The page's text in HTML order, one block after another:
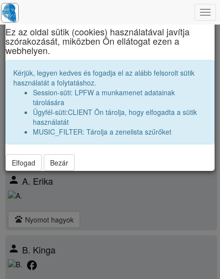
Brassai Sámuel Líceum
Osztálytársak
Névsor bővítése új véndiákkal
Véndiákok száma:29
nagyobbak |2001 12A 2001 12C
párhuzamos|2002 12A|2002 12B|2002 12D|
kissebbek |2003 12A
person A. Erika
pets Nyomot hagyok
person B. Kinga
facebook
×
Ez az oldal sütik (cookies) használatával javítja
szórakozását, miközben Ön ellátogat ezen a
webhelyen.
Kérjük, legyen kedves és fogadja el az alább felsorolt sütik
használatát a folytatáshoz.
Session-süti: LPFW a munkamenet adatainak
tárolására
Ügyfél-süti:CLIENT Ön tárolja, hogy elfogadta a sütik
használatát
MUSIC_FILTER: Tárolja a zenelista szűrőket
Elfogad Bezár